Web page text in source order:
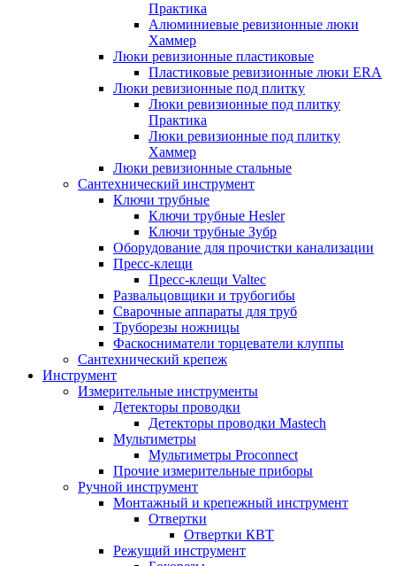
Практика
Алюминиевые ревизионные люки
Хаммер
Люки ревизионные пластиковые
Пластиковые ревизионные люки ERA
Люки ревизионные под плитку
Люки ревизионные под плитку
Практика
Люки ревизионные под плитку
Хаммер
Люки ревизионные стальные
Сантехнический инструмент
Ключи трубные
Ключи трубные Hesler
Ключи трубные Зубр
Оборудование для прочистки канализации
Пресс-клещи
Пресс-клещи Valtec
Развальцовщики и трубогибы
Сварочные аппараты для труб
Труборезы ножницы
Фаскосниматели торцеватели клуппы
Сантехнический крепеж
Инструмент
Измерительные инструменты
Детекторы проводки
Детекторы проводки Mastech
Мультиметры
Мультиметры Proconnect
Прочие измерительные приборы
Ручной инструмент
Монтажный и крепежный инструмент
Отвертки
Отвертки КВТ
Режущий инструмент